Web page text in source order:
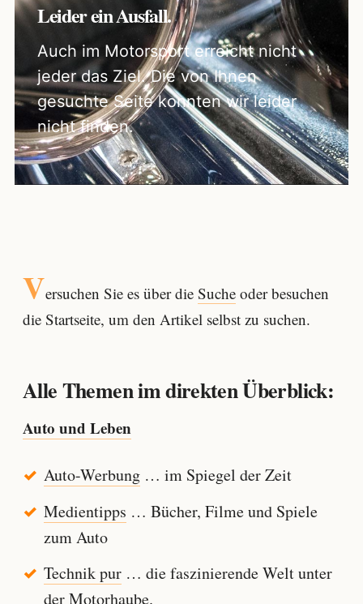
Leider ein Ausfall.
Auch im Motorsport erreicht nicht
jeder das Ziel. Die von Ihnen
gesuchte Seite konnten wir leider
nicht finden.
Versuchen Sie es über die Sucheoder besuchen
die Startseite, um den Artikel selbst zu suchen.
Alle Themen im direkten Überblick:
Auto und Leben
Auto-Werbung… im Spiegel der Zeit
Medientipps … Bücher, Filme und Spiele
zum Auto
Technik pur… die faszinierende Welt unter
der Motorhaube.